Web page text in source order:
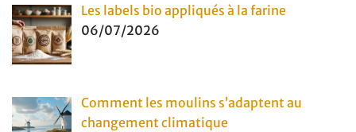
Les labels bio appliqués à la farine
06/07/2026
Comment les moulins s’adaptent au
changement climatique